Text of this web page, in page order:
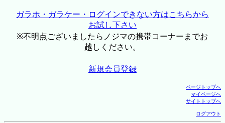
ガラホ・ガラケー・ログインできない方はこちらから
お試し下さい
※不明点ございましたらノジマの携帯コーナーまでお
越しください。
新規会員登録
ページトップへ
マイページへ
サイトトップへ
ログアウト